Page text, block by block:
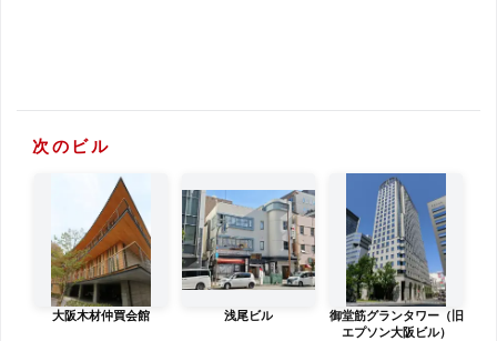
次のビル
大阪木材仲買会館 浅尾ビル
御堂筋グランタワー（旧
エプソン大阪ビル）